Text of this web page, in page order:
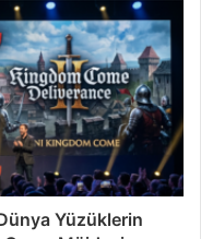
Yüzüklerin